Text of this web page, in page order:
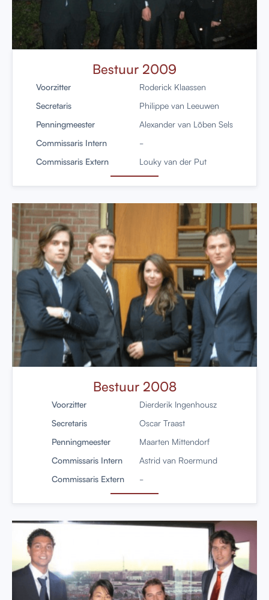
Bestuur 2009
Voorzitter
Roderick Klaassen
Secretaris
Philippe van Leeuwen
Penningmeester
Alexander van Löben Sels
Commissaris Intern
-
Commissaris Extern
Louky van der Put
Bestuur 2008
Voorzitter
Dierderik Ingenhousz
Secretaris
Oscar Traast
Penningmeester
Maarten Mittendorf
Commissaris Intern
Astrid van Roermund
Commissaris Extern
-